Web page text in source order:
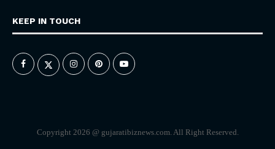
KEEP IN TOUCH
Copyright 2026 @ gujaratibiznews.com. All Right Reserved.